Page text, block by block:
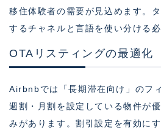
移住体験者の需要が見込めます。
するチャネルと言語を使い分ける必
OTAリスティングの最適化
Airbnbでは「長期滞在向け」のフ
週割・月割を設定している物件が
みがあります。割引設定を有効に